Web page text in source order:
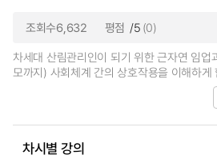
조회수6,632 평점 /5 (0)
차세대 산림관리인이 되기 위한 근자연 임업
모까지) 사회체계 간의 상호작용을 이해하게
차시별 강의